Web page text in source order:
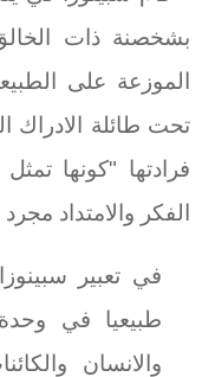
بشخصنة ذات
الموزعة على
تحت طائلة الادراك
فرادتها "كونها
الفكر والامتداد
في تعبير
طبيعيا في
والانسان